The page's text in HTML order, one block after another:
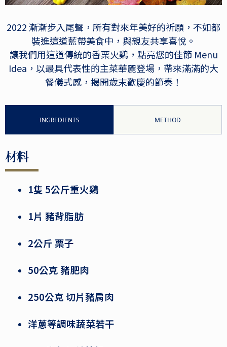
2022 漸漸步入尾聲，所有對來年美好的祈願，不如都
裝進這道藍帶美食中，與親友共享喜悅。
讓我們用這道傳統的香栗火鷄，點亮您的佳節 Menu
Idea，以最具代表性的主菜華麗登場，帶來滿滿的大
餐儀式感，揭開歲末歡慶的節奏！
INGREDIENTS METHOD
材料
1隻 5公斤重火鷄
1片 豬背脂肪
2公斤 栗子
50公克 豬肥肉
250公克 切片豬肩肉
洋蔥等調味蔬菜若干